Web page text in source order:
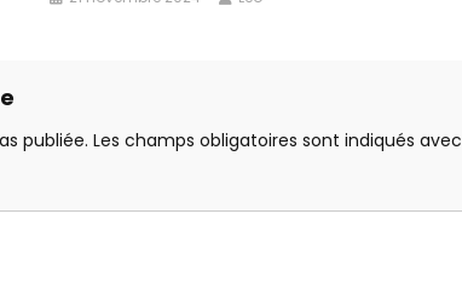
publiée. Les champs obligatoires sont indiqués avec